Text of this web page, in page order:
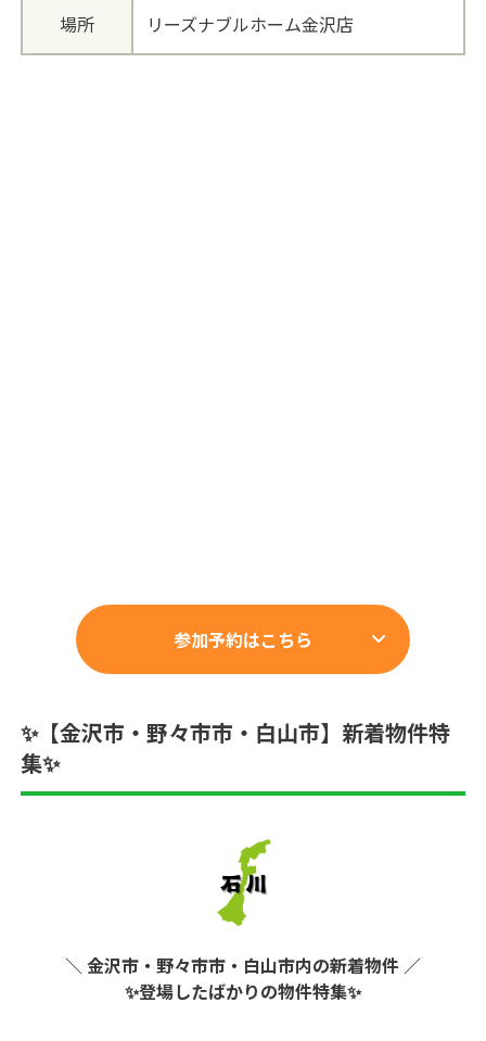
場所 リーズナブルホーム金沢店
参加予約はこちら
✨【金沢市・野々市市・白山市】新着物件特
集✨
＼ 金沢市・野々市市・白山市内の新着物件 ／
✨登場したばかりの物件特集✨